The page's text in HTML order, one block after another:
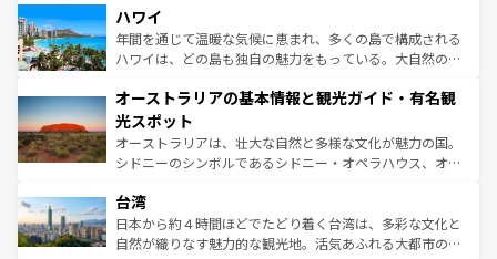
着のスイス情報は
のような巨大都市は、観光、ショッピング、エンターテイ
ンメントが詰まった刺激的なスポットだ。一方、アメリカ
西部には大自然が広がり、グランドキャニオンやイエロー
部のニューオーリンズでは、音楽と美食が融合した独特の
文化が魅力。旅行者はアメリカの各地域で異なる魅力を楽
しみながら、その多様性と豊かな歴史を感じることができ
るだろう。車でのロードトリップや列車の旅も、アメリカ
情報は
ハワイ
年間を通じて温暖な気候に恵まれ、多くの島で構成される
ハワイは、どの島も独自の魅力をもっている。大自然の神
ワイ島は見逃せない。また、定番の観光地といえばオアフ
島だが、静かな自然を求めるならマウイ島やカウアイ島が
おすすめ。エメラルドグリーンに輝く海をはじめ、豊かな
文化や歴史が息づいている。「アロハスピリット」と呼ば
人々、おいしいローカルフードやハワイアンミュージッ
ク、伝統的なフラダンスなど、すべてがハワイの魅力を彩
っている。訪れるたびに新しい発見と感動が待っているハ
オーストラリアの基本情報と観光ガイド・有名観
光スポット
オーストラリアは、壮大な自然と多様な文化が魅力の国。
シドニーのシンボルであるシドニー・オペラハウス、オー
リアリーフや大陸中央部にそびえるウルル（エアーズロッ
ク）、タスマニアの美しい原生林やケアンズの熱帯雨林な
ど、見どころがたくさん。また、カフェやワイン、オージ
台湾
日本から約４時間ほどでたどり着く台湾は、多彩な文化と
自然が織りなす魅力的な観光地。活気あふれる大都市の台